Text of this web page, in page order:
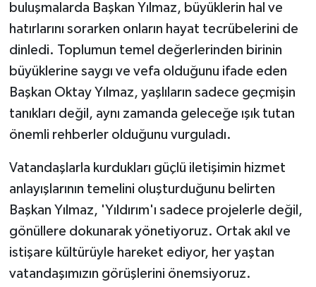
buluşmalarda Başkan Yılmaz, büyüklerin hal ve
hatırlarını sorarken onların hayat tecrübelerini de
dinledi. Toplumun temel değerlerinden birinin
büyüklerine saygı ve vefa olduğunu ifade eden
Başkan Oktay Yılmaz, yaşlıların sadece geçmişin
tanıkları değil, aynı zamanda geleceğe ışık tutan
önemli rehberler olduğunu vurguladı.
Vatandaşlarla kurdukları güçlü iletişimin hizmet
anlayışlarının temelini oluşturduğunu belirten
Başkan Yılmaz, 'Yıldırım'ı sadece projelerle değil,
gönüllere dokunarak yönetiyoruz. Ortak akıl ve
istişare kültürüyle hareket ediyor, her yaştan
vatandaşımızın görüşlerini önemsiyoruz.